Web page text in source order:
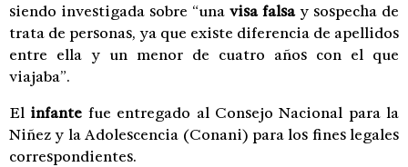
siendo investigada sobre “una visa falsay sospecha de
trata de personas, ya que existe diferencia de apellidos
entre ella y un menor de cuatro años con el que
viajaba”.
El infante fue entregado al Consejo Nacional para la
Niñez y la Adolescencia (Conani) para los fines legales
correspondientes.